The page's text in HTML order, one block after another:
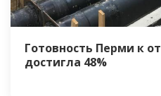
Готовность Перми к
достигла 48%